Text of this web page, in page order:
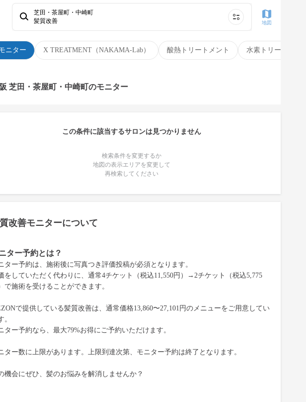
ニター X TREATMENT（NAKAMA-Lab） 酸熱トリートメント 水素トリートメント
芝田・茶屋町・中崎町
髪質改善
地図
芝田・茶屋町・中崎町のモニター
この条件に該当するサロンは見つかりません
検索条件を変更するか
地図の表示エリアを変更して
再検索してください
改善モニターについて
ター予約とは？
ター予約は、施術後に写真つき評価投稿が必須となります。
をしていただく代わりに、通常4チケット（税込11,550円）→2チケット（税込5,775
で施術を受けることができます。
で提供している髪質改善は、通常価格13,860〜27,101円のメニューをご用意してい
。
ター予約なら、最大79%お得にご予約いただけます。
ター数に上限があります。上限到達次第、モニター予約は終了となります。
機会にぜひ、髪のお悩みを解消しませんか？